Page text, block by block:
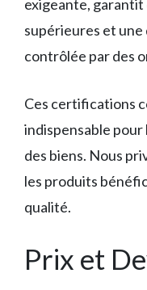
exigeante,
supérieures et
contrôlée par des
Ces certifications
indispensable
des biens. Nous
les produits
qualité.
Prix et